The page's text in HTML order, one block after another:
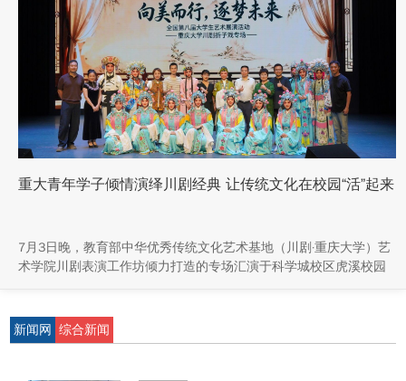
重大青年学子倾情演绎川剧经典 让传统文化在校园“活”起来
7月3日晚，教育部中华优秀传统文化艺术基地（川剧·重庆大学）艺
术学院川剧表演工作坊倾力打造的专场汇演于科学城校区虎溪校园
新闻网
综合新闻